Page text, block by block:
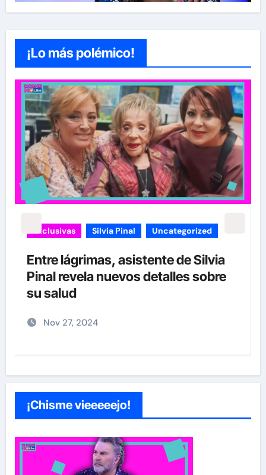
¡Lo más polémico!
carolina Sandoval Exclusivas
¡EXCLUSIVA! Revelamos la verdad
detrás del divorcio de Carolina
Sandoval y Nick Hernández
Nov 26, 2024
¡Chisme vieeeeejo!